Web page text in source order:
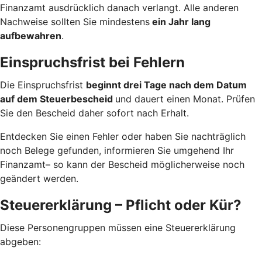
Finanzamt ausdrücklich danach verlangt. Alle anderen
Nachweise sollten Sie mindestens ein Jahr lang
aufbewahren.
Einspruchsfrist bei Fehlern
Die Einspruchsfrist beginnt drei Tage nach dem Datum
auf dem Steuerbescheid und dauert einen Monat. Prüfen
Sie den Bescheid daher sofort nach Erhalt.
Entdecken Sie einen Fehler oder haben Sie nachträglich
noch Belege gefunden, informieren Sie umgehend Ihr
Finanzamt– so kann der Bescheid möglicherweise noch
geändert werden.
Steuererklärung – Pflicht oder Kür?
Diese Personengruppen müssen eine Steuererklärung
abgeben: